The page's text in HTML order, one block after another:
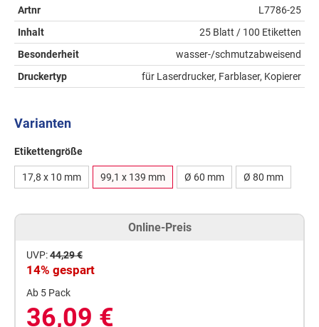
Artnr
L7786-25
Inhalt
25 Blatt / 100 Etiketten
Besonderheit
wasser-/schmutzabweisend
Druckertyp
für Laserdrucker, Farblaser, Kopierer
Varianten
Etikettengröße
17,8 x 10 mm 99,1 x 139 mm Ø 60 mm Ø 80 mm
Online-Preis
UVP:44,29 €
14% gespart
Ab 5 Pack
36,09 €